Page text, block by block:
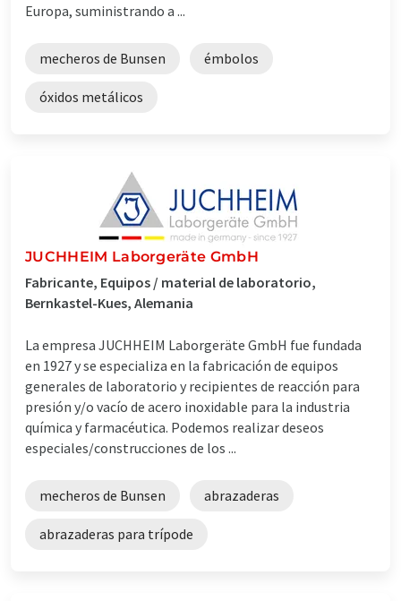
Europa, suministrando a ...
mecheros de Bunsen émbolos
óxidos metálicos
JUCHHEIM Laborgeräte GmbH
Fabricante, Equipos / material de laboratorio,
Bernkastel-Kues, Alemania
La empresa JUCHHEIM Laborgeräte GmbH fue fundada
en 1927 y se especializa en la fabricación de equipos
generales de laboratorio y recipientes de reacción para
presión y/o vacío de acero inoxidable para la industria
química y farmacéutica. Podemos realizar deseos
especiales/construcciones de los ...
mecheros de Bunsen abrazaderas
abrazaderas para trípode